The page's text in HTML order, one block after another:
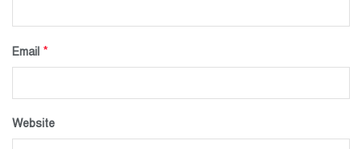
Email *
Website